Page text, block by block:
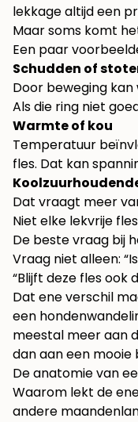
lekkage altijd een
Maar soms komt
Een paar
Schudden of
Door beweging
Als die ring niet
Warmte of kou
Temperatuur
fles. Dat kan
Dat vraagt meer
Niet elke lekvrije
De beste vraag bij
Vraag niet alleen:
“Blijft deze fles ook
Dat ene verschil
een
meestal meer aan
dan aan een mooie
De anatomie van
Waarom lekt de
andere